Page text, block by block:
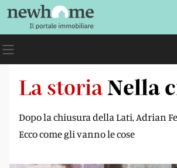
La storiaNella
Dopo la chiusura della Lati, Adrian
Ecco come gli vanno le cose